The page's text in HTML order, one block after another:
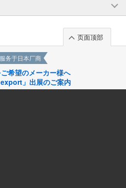
页面顶部
服务于日本厂商
希望のメーカー様へ
」出展のご案内